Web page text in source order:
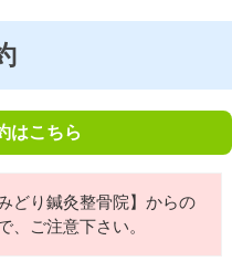
はこちら
どり鍼灸整骨院】からの
、ご注意下さい。